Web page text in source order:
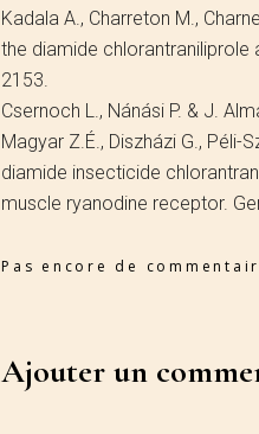
Kadala A., Charreton M.,
the diamide chlorantraniliprole
2153.
Csernoch L., Nánási P. & J.
Magyar Z.É., Diszházi G., Péli-
diamide insecticide
muscle ryanodine receptor.
Pas encore de
Ajouter un